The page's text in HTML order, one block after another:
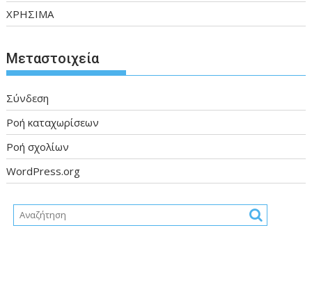
ΧΡΗΣΙΜΑ
Μεταστοιχεία
Σύνδεση
Ροή καταχωρίσεων
Ροή σχολίων
WordPress.org